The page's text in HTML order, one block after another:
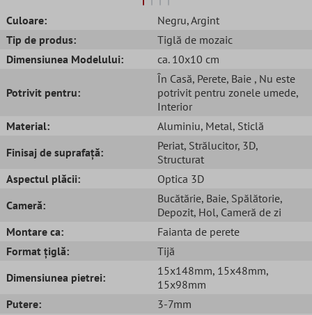
Culoare: Negru, Argint
Tip de produs:
Tiglă de mozaic
Dimensiunea Modelului:
ca. 10x10 cm
Potrivit pentru:
În Casă, Perete, Baie , Nu este
potrivit pentru zonele umede,
Interior
Material:
Aluminiu, Metal, Sticlă
Finisaj de suprafață:
Periat, Strălucitor, 3D,
Structurat
Aspectul plăcii:
Optica 3D
Cameră:
Bucătărie, Baie, Spălătorie,
Depozit, Hol, Cameră de zi
Montare ca:
Faianta de perete
Format țiglă:
Tijă
Dimensiunea pietrei:
15x148mm, 15x48mm,
15x98mm
Putere:
3-7mm